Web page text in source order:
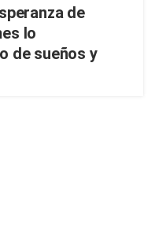
de
lo
de sueños y